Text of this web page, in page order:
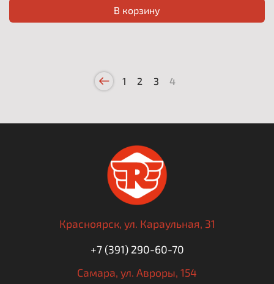
В корзину
1 2 3 4
Красноярск, ул. Караульная, 31
+7 (391) 290-60-70
Самара, ул. Авроры, 154